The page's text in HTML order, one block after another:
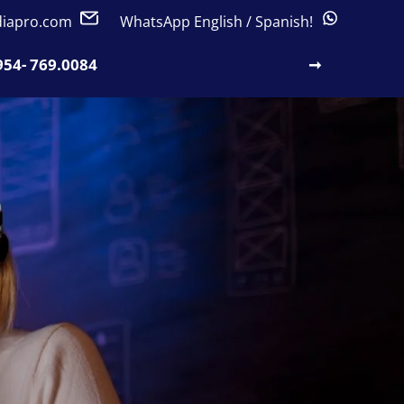
WhatsApp English / Spanish!
769.0084
WEB
A MEETING.
Services